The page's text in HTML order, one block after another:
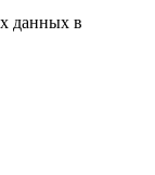
данных в